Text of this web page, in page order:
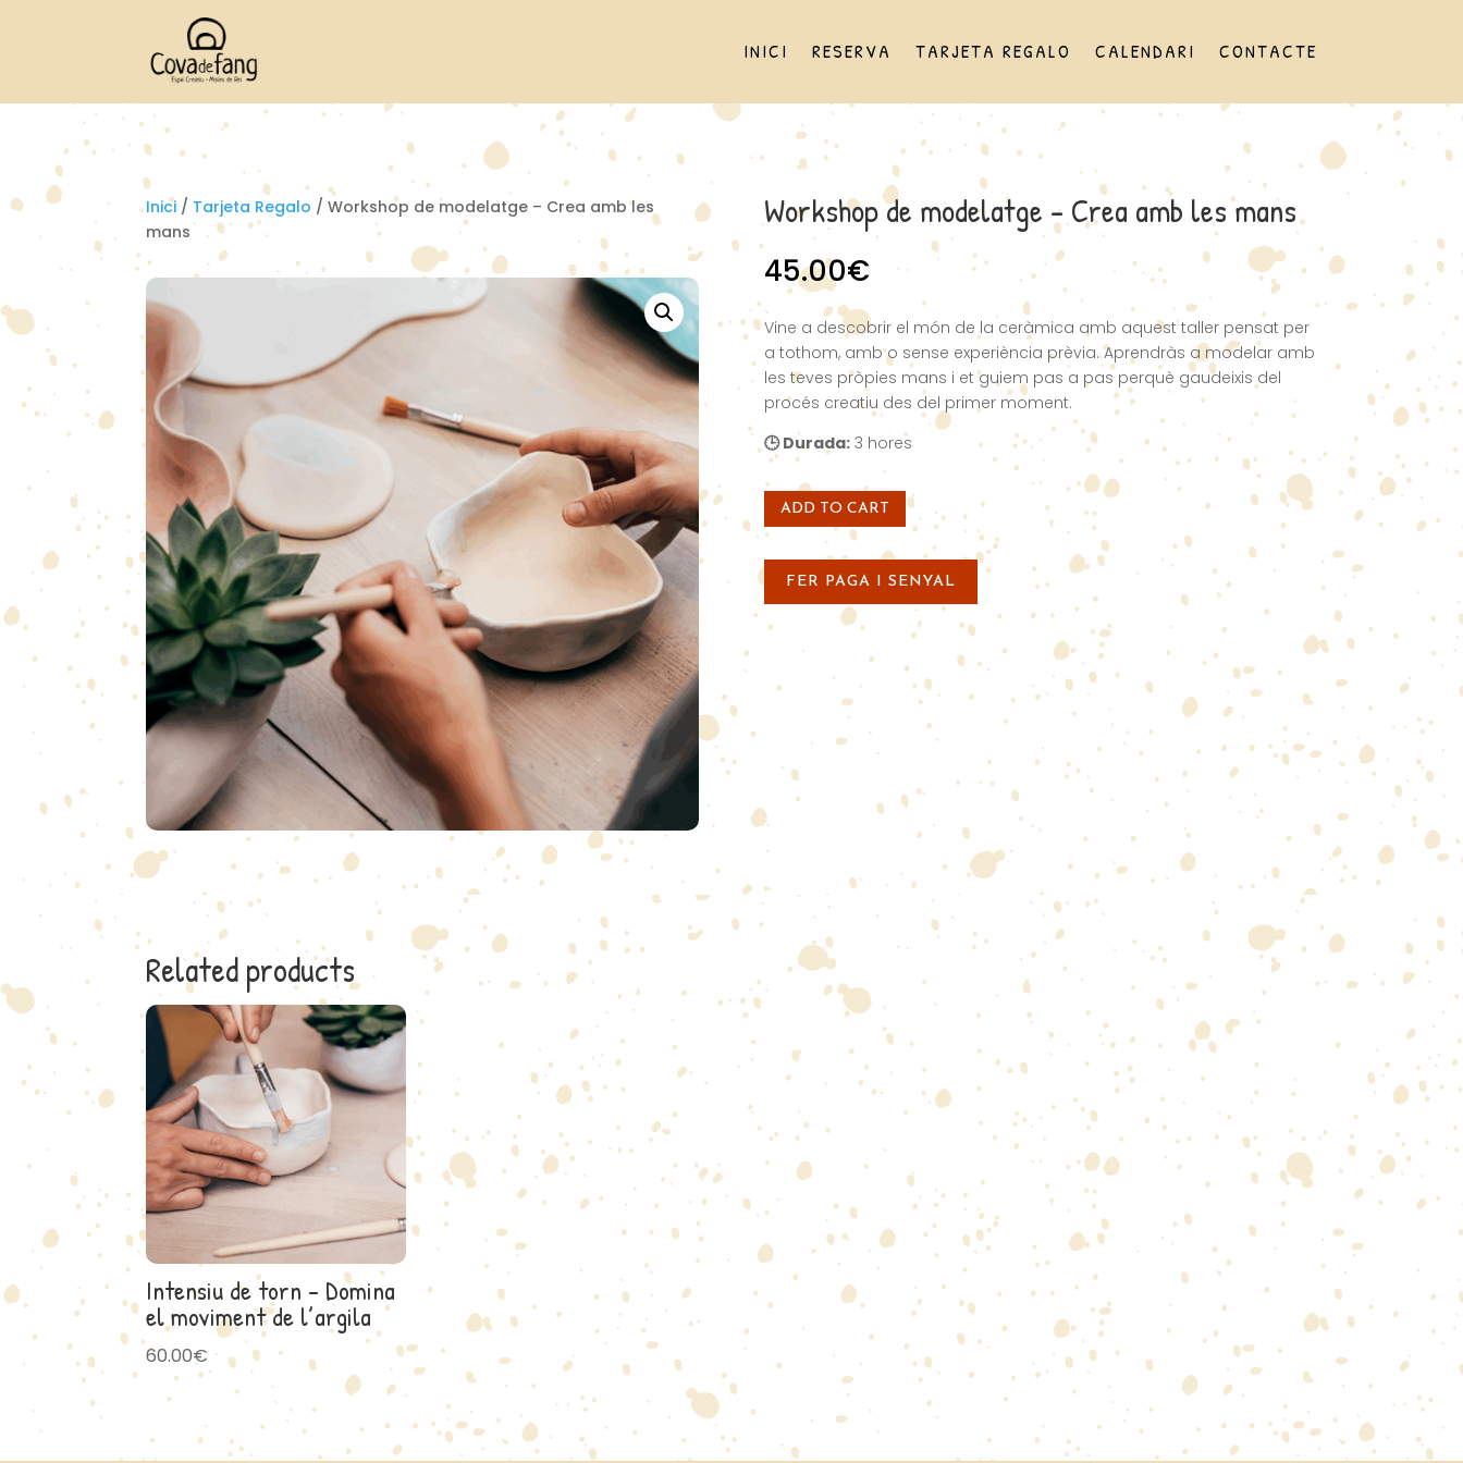
INICI RESERVA TARJETA REGALO CALENDARI CONTACTE
Inici / Tarjeta Regalo / Workshop de modelatge – Crea amb les
mans
Workshop de modelatge – Crea amb les mans
45.00€
Vine a descobrir el món de la ceràmica amb aquest taller pensat per
a tothom, amb o sense experiència prèvia. Aprendràs a modelar amb
les teves pròpies mans i et guiem pas a pas perquè gaudeixis del
procés creatiu des del primer moment.
🕒 Durada:3 hores
ADD TO CART
FER PAGA I SENYAL
Related products
Intensiu de torn – Domina
el moviment de l’argila
60.00€